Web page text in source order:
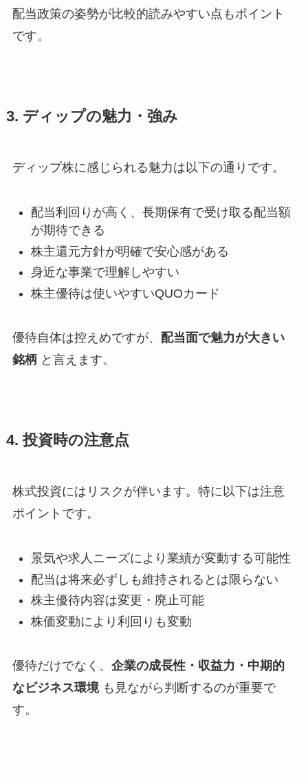
配当政策の姿勢が比較的読みやすい点もポイント
です。
3. ディップの魅力・強み
ディップ株に感じられる魅力は以下の通りです。
配当利回りが高く、長期保有で受け取る配当額
が期待できる
株主還元方針が明確で安心感がある
身近な事業で理解しやすい
株主優待は使いやすいQUOカード
優待自体は控えめですが、 配当面で魅力が大きい
銘柄と言えます。
4. 投資時の注意点
株式投資にはリスクが伴います。特に以下は注意
ポイントです。
景気や求人ニーズにより業績が変動する可能性
配当は将来必ずしも維持されるとは限らない
株主優待内容は変更・廃止可能
株価変動により利回りも変動
優待だけでなく、 企業の成長性・収益力・中期的
なビジネス環境も見ながら判断するのが重要で
す。